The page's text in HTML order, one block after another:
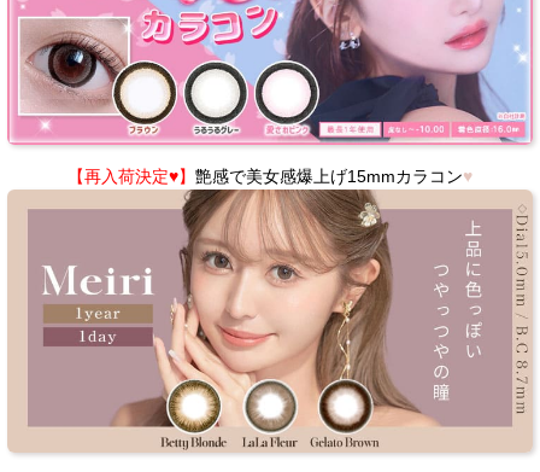
【再入荷決定♥】 艶感で美女感爆上げ15mmカラコン♥